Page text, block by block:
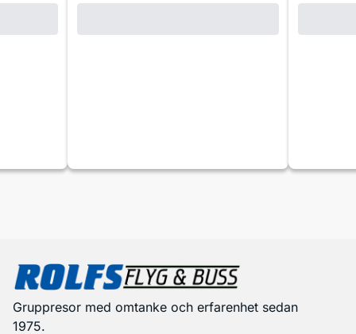
Gruppresor med omtanke och erfarenhet sedan
1975.